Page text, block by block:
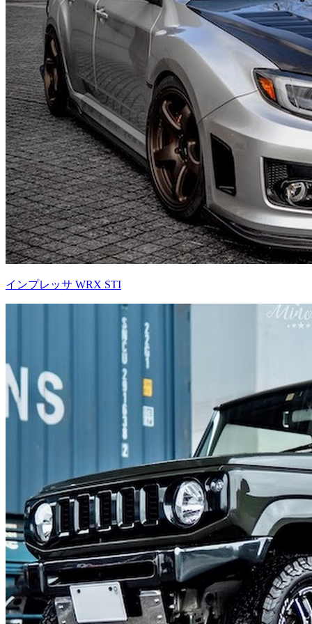
インプレッサ WRX STI